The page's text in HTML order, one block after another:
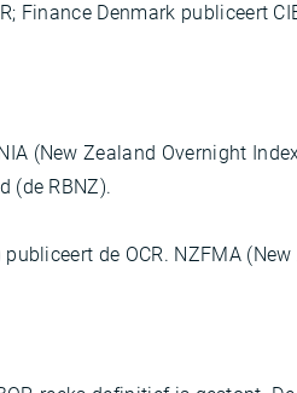
Finance Denmark publiceert
(New Zealand Overnight
(de RBNZ).
publiceert de OCR. NZFMA